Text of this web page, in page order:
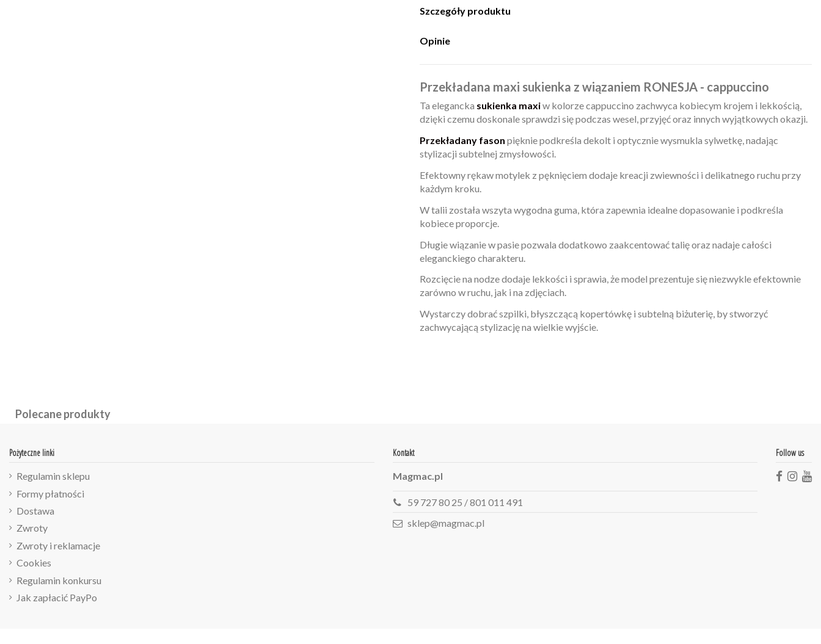
Szczegóły produktu
Opinie
Przekładana maxi sukienka z wiązaniem RONESJA - cappuccino
Ta elegancka sukienka maxiw kolorze cappuccino zachwyca kobiecym krojem i lekkością,
dzięki czemu doskonale sprawdzi się podczas wesel, przyjęć oraz innych wyjątkowych okazji.
Przekładany fason pięknie podkreśla dekolt i optycznie wysmukla sylwetkę, nadając
stylizacji subtelnej zmysłowości.
Efektowny rękaw motylek z pęknięciem dodaje kreacji zwiewności i delikatnego ruchu przy
każdym kroku.
W talii została wszyta wygodna guma, która zapewnia idealne dopasowanie i podkreśla
kobiece proporcje.
Długie wiązanie w pasie pozwala dodatkowo zaakcentować talię oraz nadaje całości
eleganckiego charakteru.
Rozcięcie na nodze dodaje lekkości i sprawia, że model prezentuje się niezwykle efektownie
zarówno w ruchu, jak i na zdjęciach.
Wystarczy dobrać szpilki, błyszczącą kopertówkę i subtelną biżuterię, by stworzyć
zachwycającą stylizację na wielkie wyjście.
Polecane produkty
Pożyteczne linki
Regulamin sklepu
Formy płatności
Dostawa
Zwroty
Zwroty i reklamacje
Cookies
Regulamin konkursu
Jak zapłacić PayPo
Kontakt
Magmac.pl
59 727 80 25 / 801 011 491
sklep@magmac.pl
Follow us